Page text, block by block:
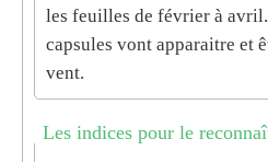
les feuilles de février à avril.
capsules vont apparaitre et
vent.
Les indices pour le